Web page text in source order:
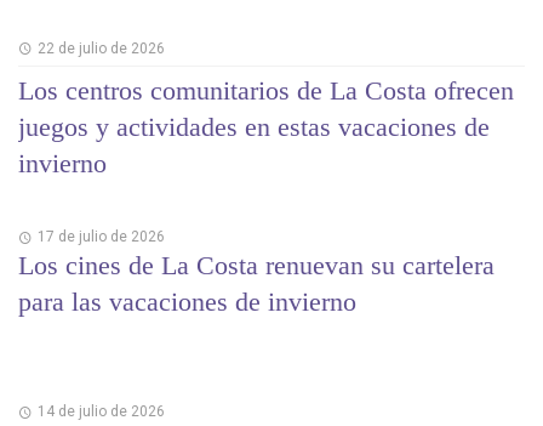
22 de julio de 2026
Los centros comunitarios de La Costa ofrecen
juegos y actividades en estas vacaciones de
invierno
17 de julio de 2026
Los cines de La Costa renuevan su cartelera
para las vacaciones de invierno
14 de julio de 2026